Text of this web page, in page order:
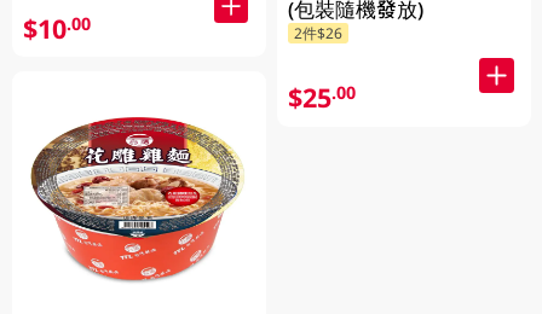
$10.00
(包裝隨機發放)
2件$26
$25.00